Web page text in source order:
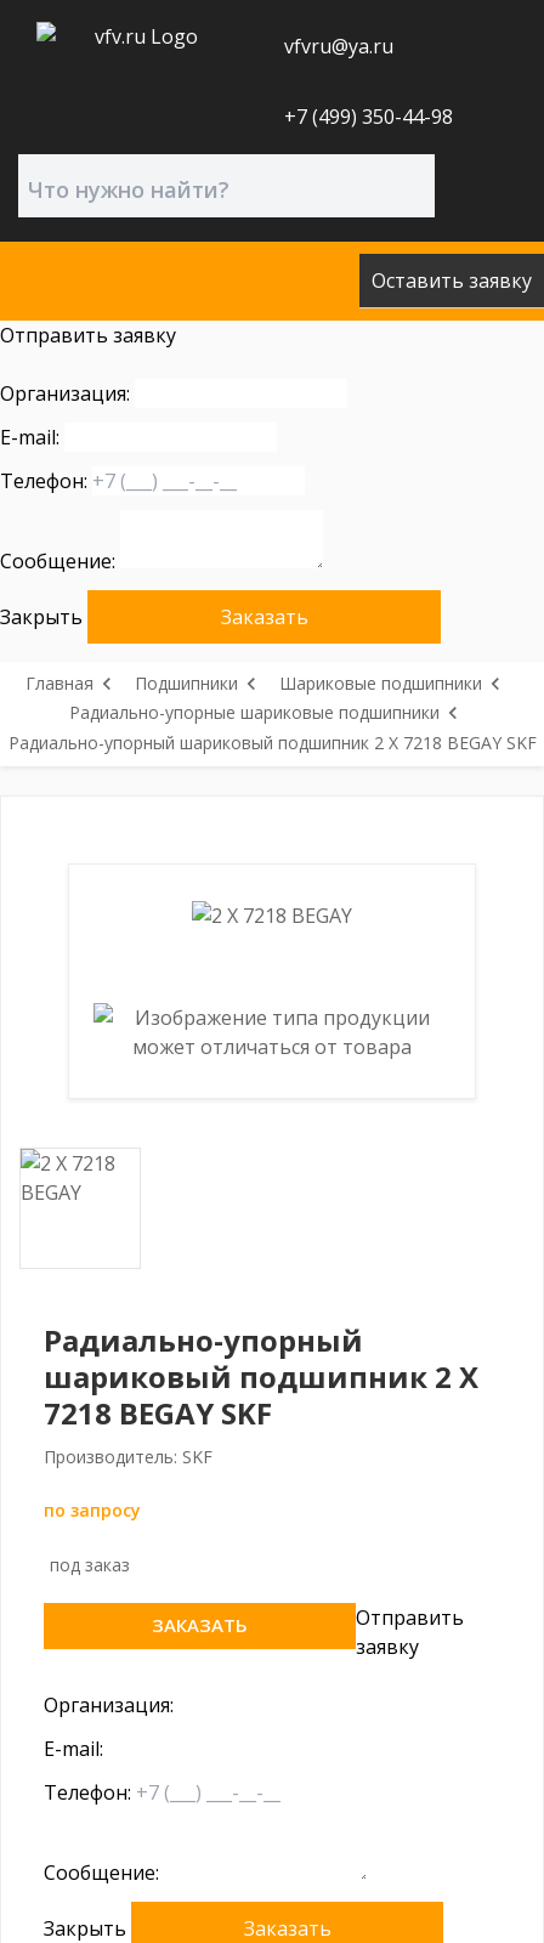
vfvru@ya.ru
+7 (499) 350-44-98
Оставить заявку
Отправить заявку
Организация:
E-mail:
Телефон:
Сообщение:
Закрыть Заказать
Главная Подшипники
Шариковые подшипники
Радиально-упорные шариковые подшипники
Радиально-упорный шариковый подшипник 2 X 7218 BEGAY SKF
Радиально-упорный
шариковый подшипник 2 X
7218 BEGAY SKF
Производитель: SKF
по запросу
под заказ
ЗАКАЗАТЬ
Отправить
заявку
Организация:
E-mail:
Телефон:
Сообщение:
Закрыть Заказать